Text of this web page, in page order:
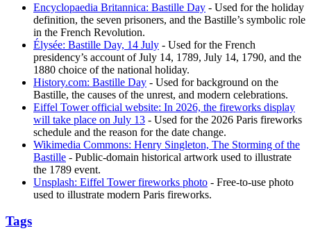
Encyclopaedia Britannica: Bastille Day - Used for the holiday
definition, the seven prisoners, and the Bastille’s symbolic role
in the French Revolution.
Élysée: Bastille Day, 14 July - Used for the French
presidency’s account of July 14, 1789, July 14, 1790, and the
1880 choice of the national holiday.
History.com: Bastille Day - Used for background on the
Bastille, the causes of the unrest, and modern celebrations.
Eiffel Tower official website: In 2026, the fireworks display
will take place on July 13 - Used for the 2026 Paris fireworks
schedule and the reason for the date change.
Wikimedia Commons: Henry Singleton, The Storming of the
Bastille - Public-domain historical artwork used to illustrate
the 1789 event.
Unsplash: Eiffel Tower fireworks photo - Free-to-use photo
used to illustrate modern Paris fireworks.
Tags